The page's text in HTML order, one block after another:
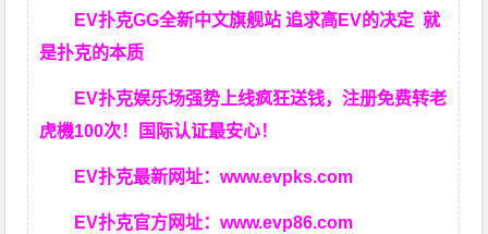
EV扑克GG全新中文旗舰站 追求高EV的决定就
是扑克的本质
EV扑克娱乐场强势上线疯狂送钱，注册免费转老
虎機100次！国际认证最安心！
EV扑克最新网址：www.evpks.com
EV扑克官方网址：www.evp86.com